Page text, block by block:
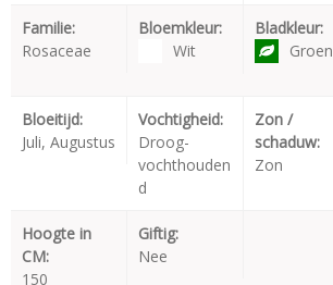
Familie:
Rosaceae
Bloemkleur:
Wit
Bladkleur:
Groen
Bloeitijd:
Juli, Augustus
Vochtigheid:
Droog-
vochthouden
d
Zon /
schaduw:
Zon
Hoogte in
CM:
150
Giftig:
Nee